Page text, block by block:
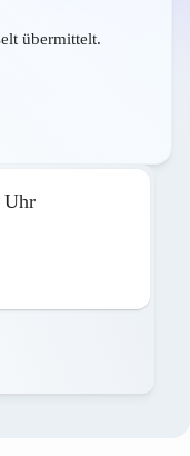
übermittelt.
Uhr